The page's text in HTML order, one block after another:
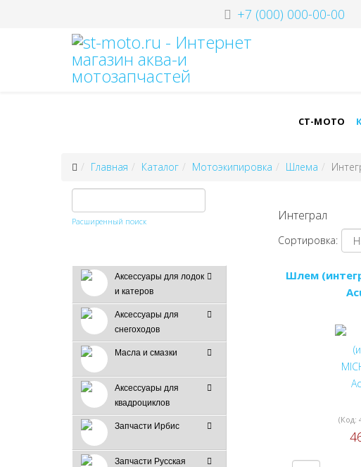
+7 (000) 000-00-00
СТ-МОТО
Главная Каталог Мотоэкипировка Шлема
Расширенный поиск
Аксессуары для лодок
и катеров
Аксессуары для
снегоходов
Масла и смазки
Аксессуары для
квадроциклов
Запчасти Ирбис
Запчасти Русская
Интеграл
Сортировка:
Шлем
(Код: